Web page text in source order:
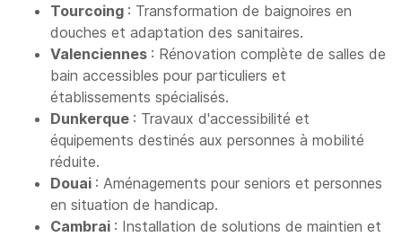
Tourcoing : Transformation de baignoires en
douches et adaptation des sanitaires.
Valenciennes : Rénovation complète de salles de
bain accessibles pour particuliers et
établissements spécialisés.
Dunkerque : Travaux d'accessibilité et
équipements destinés aux personnes à mobilité
réduite.
Douai : Aménagements pour seniors et personnes
en situation de handicap.
Cambrai : Installation de solutions de maintien et